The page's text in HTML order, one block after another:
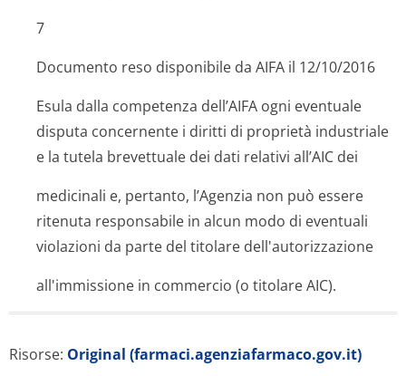
7
Documento reso disponibile da AIFA il 12/10/2016
Esula dalla competenza dell’AIFA ogni eventuale
disputa concernente i diritti di proprietà industriale
e la tutela brevettuale dei dati relativi all’AIC dei
medicinali e, pertanto, l’Agenzia non può essere
ritenuta responsabile in alcun modo di eventuali
violazioni da parte del titolare dell'autorizza­zione
all'immissione in commercio (o titolare AIC).
Risorse: Original (farmaci.agenziafarmaco.gov.it)